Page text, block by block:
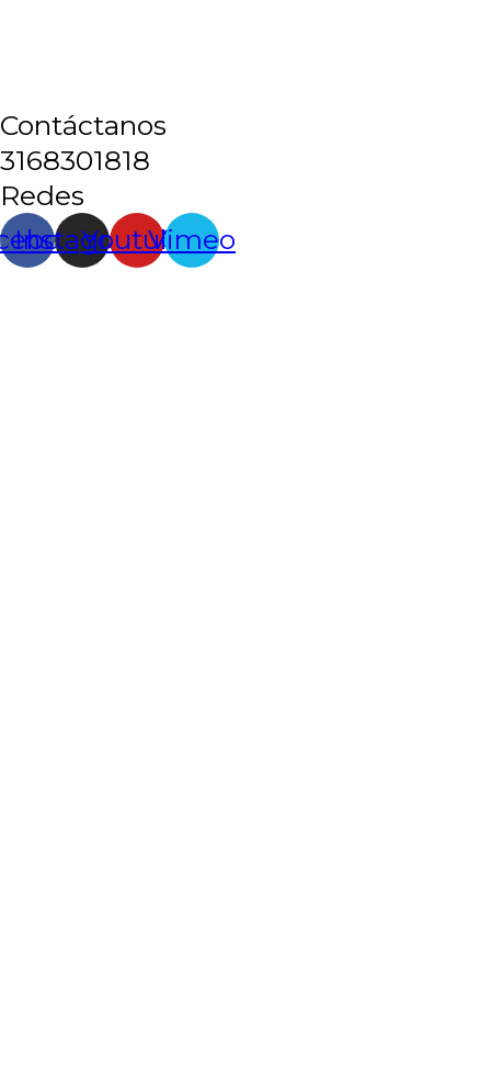
Contáctanos
3168301818
Redes
Instagram
YoutubeVimeo